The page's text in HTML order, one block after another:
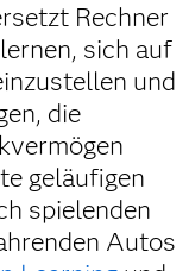
Rechner
sich auf
und
die
geläufigen
spielenden
Autos